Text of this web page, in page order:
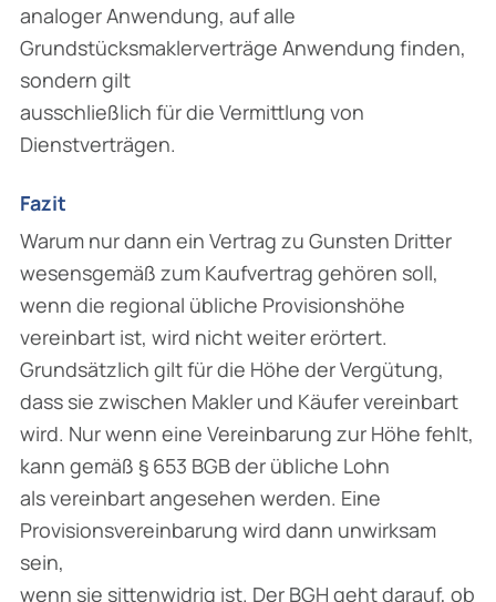
analoger Anwendung, auf alle
Grundstücksmaklerverträge Anwendung finden,
sondern gilt
ausschließlich für die Vermittlung von
Dienstverträgen.
Fazit
Warum nur dann ein Vertrag zu Gunsten Dritter
wesensgemäß zum Kaufvertrag gehören soll,
wenn die regional übliche Provisionshöhe
vereinbart ist, wird nicht weiter erörtert.
Grundsätzlich gilt für die Höhe der Vergütung,
dass sie zwischen Makler und Käufer vereinbart
wird. Nur wenn eine Vereinbarung zur Höhe fehlt,
kann gemäß § 653 BGB der übliche Lohn
als vereinbart angesehen werden. Eine
Provisionsvereinbarung wird dann unwirksam
sein,
wenn sie sittenwidrig ist. Der BGH geht darauf, ob